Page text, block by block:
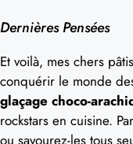
Dernières Pensées
Et voilà, mes chers
conquérir le monde
glaçage choco-
rockstars en cuisine.
ou savourez-les tous